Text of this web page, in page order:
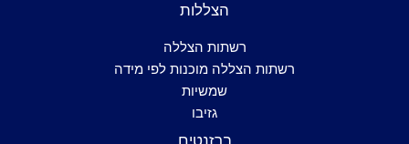
הצללות
רשתות הצללה
רשתות הצללה מוכנות לפי מידה
שמשיות
גזיבו